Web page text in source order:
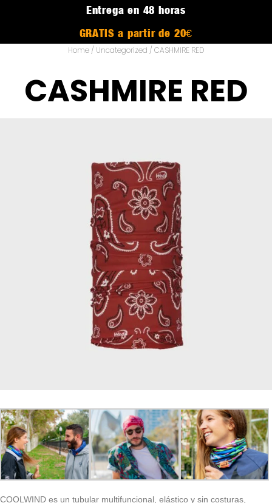
Entrega en 48 horas
GRATIS a partir de 20€
Home / Uncategorized / CASHMIRE RED
CASHMIRE RED
COOLWIND es un tubular multifuncional, elástico y sin costuras,